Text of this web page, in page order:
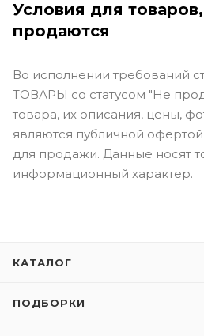
Условия для
продаются
Во исполнении требований
ТОВАРЫ со статусом "Не
товара, их описания, цены,
являются публичной
для продажи. Данные носят
информационный характер.
КАТАЛОГ
ПОДБОРКИ